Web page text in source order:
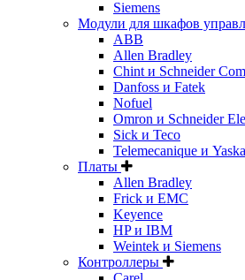
Siemens
Модули для шкафов
ABB
Allen Bradley
Chint и Schneider
Danfoss и Fatek
Nofuel
Omron и Schneider
Sick и Teco
Telemecanique и
Платы
Allen Bradley
Frick и EMC
Keyence
HP и IBM
Weintek и Siemens
Контроллеры